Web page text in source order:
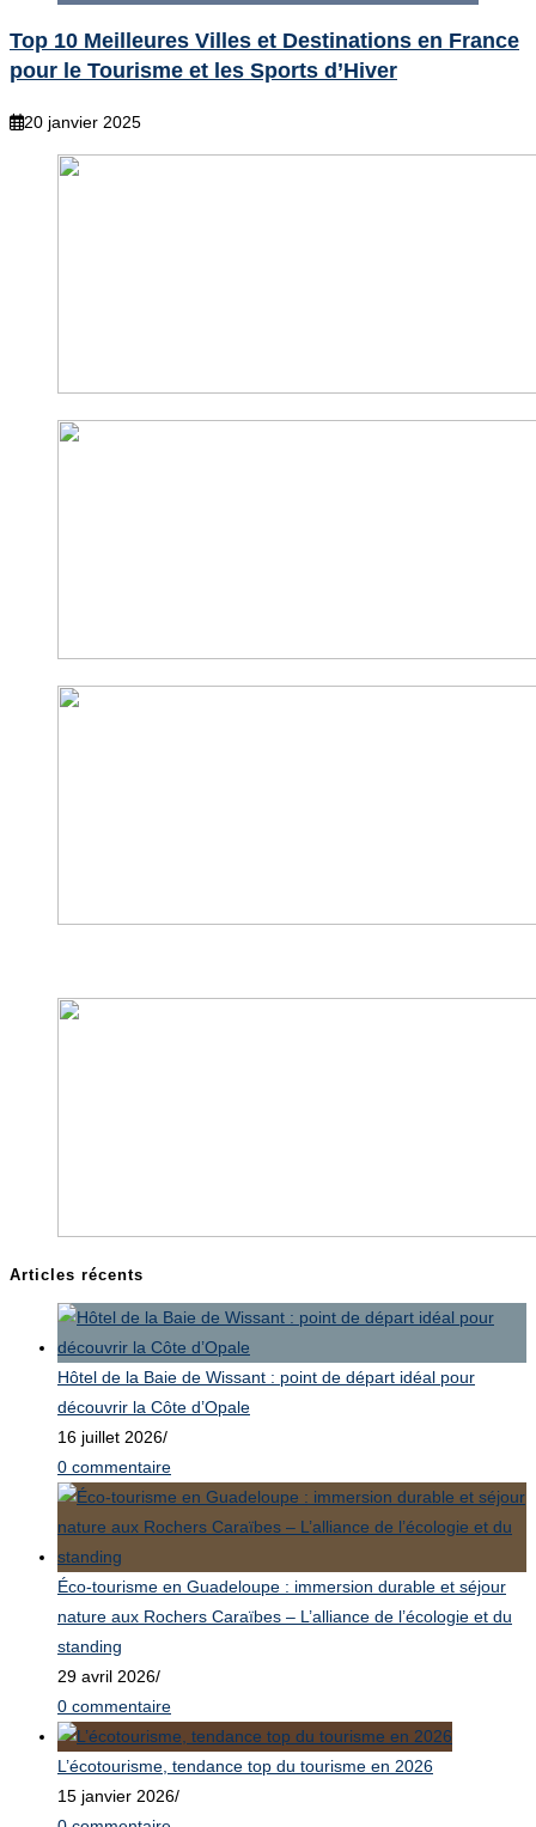
Top 10 Meilleures Villes et Destinations en France
pour le Tourisme et les Sports d’Hiver
20 janvier 2025
Articles récents
Hôtel de la Baie de Wissant : point de départ idéal pour
découvrir la Côte d’Opale
16 juillet 2026/
0 commentaire
Éco-tourisme en Guadeloupe : immersion durable et séjour
nature aux Rochers Caraïbes – L’alliance de l’écologie et du
standing
29 avril 2026/
0 commentaire
L’écotourisme, tendance top du tourisme en 2026
15 janvier 2026/